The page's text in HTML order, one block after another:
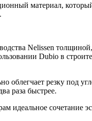
материал,
Nelissen
Dubio в
облегчает резку под
раза быстрее.
идеальное